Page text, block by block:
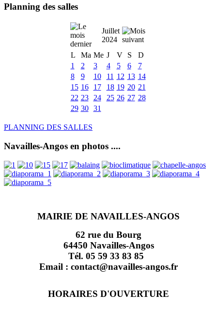
Planning des salles
Juillet
2024
L
Ma Me J V S
D
1
2 3 4 5 6
7
8
9 10 11 12 13 14
15 16 17 18 19 20 21
22 23 24 25 26 27 28
29 30 31
PLANNING DES SALLES
Navailles-Angos en photos ....
MAIRIE DE NAVAILLES-ANGOS
62 rue du Bourg
64450 Navailles-Angos
Tél. 05 59 33 83 85
Email : contact@navailles-angos.fr
HORAIRES D'OUVERTURE